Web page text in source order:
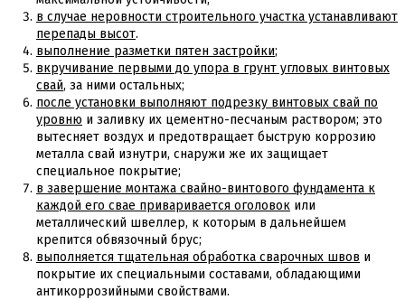
в случае неровности строительного участка устанавливают
перепады высот.
выполнение разметки пятен застройки;
вкручивание первыми до упора в грунт угловых винтовых
свай, за ними остальных;
после установки выполняют подрезку винтовых свай по
уровню и заливку их цементно-песчаным раствором; это
вытесняет воздух и предотвращает быструю коррозию
металла свай изнутри, снаружи же их защищает
специальное покрытие;
в завершение монтажа свайно-винтового фундамента к
каждой его свае приваривается оголовок или
металлический швеллер, к которым в дальнейшем
крепится обвязочный брус;
выполняется тщательная обработка сварочных швов и
покрытие их специальными составами, обладающими
антикоррозийными свойствами.